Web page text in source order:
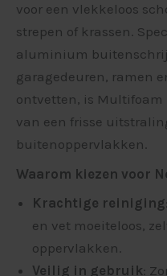
voor een vlekkeloos
strepen of krassen.
aluminium
garagedeuren, ramen
ontvetten, is Multifoam
van een frisse
buitenoppervlakken.
Waarom kiezen voor
Krachtige reiniging
en vet moeiteloos,
oppervlakken.
Veilig in gebruik: